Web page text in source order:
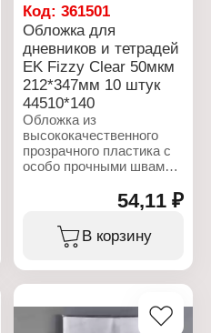
Код:361501
Обложка для
дневников и тетрадей
EK Fizzy Clear 50мкм
212*347мм 10 штук
44510*140
Обложка из
высококачественного
прозрачного пластика с
особо прочными швами и
"Orange peel", на которой
не видно отпечатков
пальцев и мелких
царапин. Надежно
дневники от
Гарантированно
подходит для продукции
54,11 ₽
В корзину